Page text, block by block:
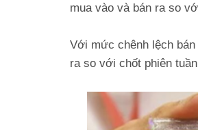
mua vào và bán ra so
Với mức chênh lệch
ra so với chốt phiên